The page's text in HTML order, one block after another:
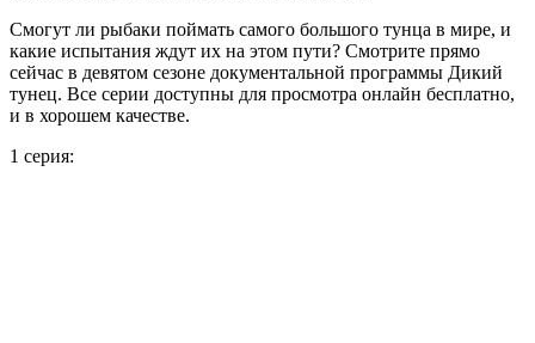
Смогут ли рыбаки поймать самого большого тунца в мире, и
какие испытания ждут их на этом пути? Смотрите прямо
сейчас в девятом сезоне документальной программы Дикий
тунец. Все серии доступны для просмотра онлайн бесплатно,
и в хорошем качестве.
1 серия: